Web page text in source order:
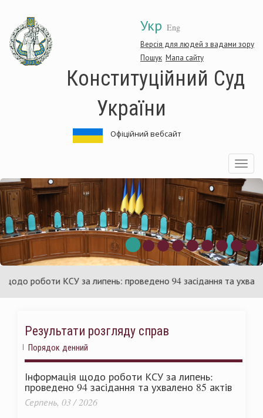
основного
матеріалу
Укр Eng
Версія для людей з вадами зору
Пошук Мапа сайту
Конституційний Суд
України
Офіційний вебсайт
Toggle
Суд
роботи КСУ за липень: проведено 94 засідання та ухвалено
Результати розгляду справ
Порядок денний
Інформація щодо роботи КСУ за липень:
проведено 94 засідання та ухвалено 85 актів
Серпень, 03 / 2026